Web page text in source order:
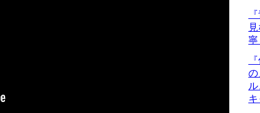
寧
の